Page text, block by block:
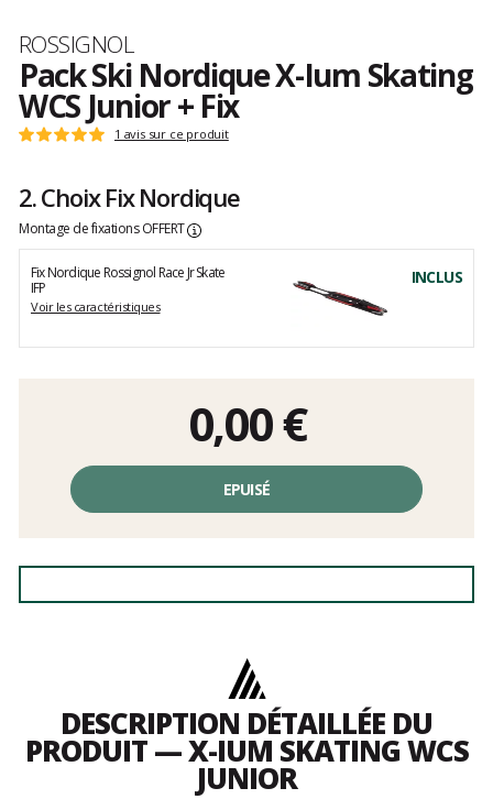
Marque
ROSSIGNOL
Pack Ski Nordique X-Ium Skating
WCS Junior + Fix
Les
Note
sur
5
1 avis sur ce produit
2. Choix Fix Nordique
Montage de fixations OFFERT
Fix Nordique Rossignol Race Jr Skate
IFP
Voir les caractéristiques
INCLUS
0,00€
EPUISÉ
DESCRIPTION DÉTAILLÉE DU
PRODUIT — X-IUM SKATING WCS
JUNIOR